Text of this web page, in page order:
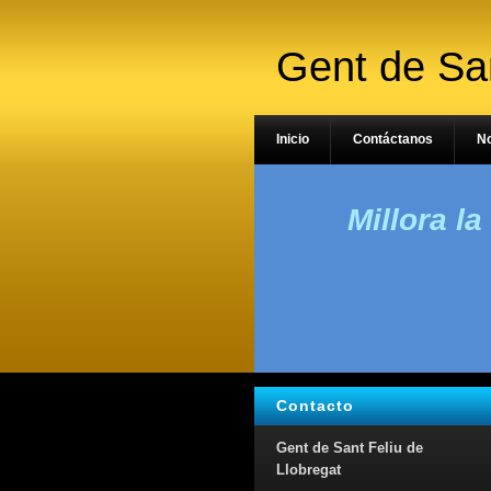
Gent de
Millora la
Contacto
Gent de Sant Feliu de
Llobregat
Inicio Contáctanos